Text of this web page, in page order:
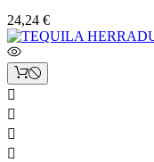
24,24 €



